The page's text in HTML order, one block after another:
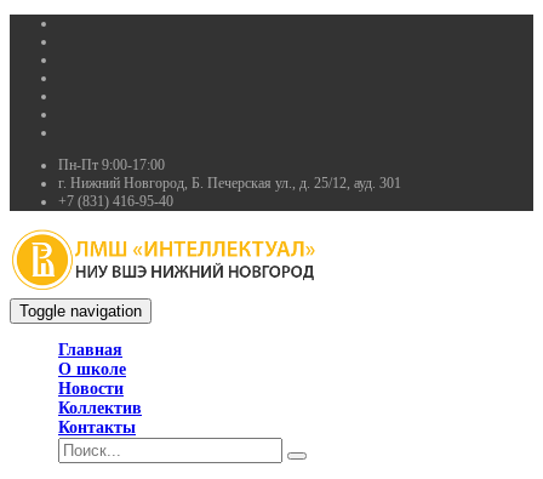
Пн-Пт 9:00-17:00
г. Нижний Новгород, Б. Печерская ул., д. 25/12, ауд. 301
+7 (831) 416-95-40
Toggle navigation
Главная
О школе
Новости
Коллектив
Контакты